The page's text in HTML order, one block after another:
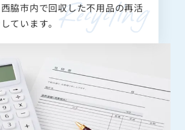
脇市内で回収した不用品の再活
ています。